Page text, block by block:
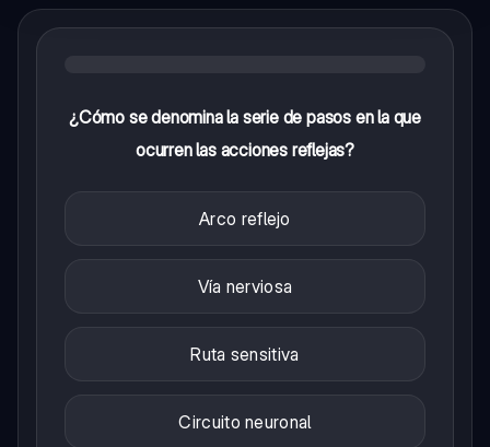
¿Cómo se denomina la serie de pasos en la que
ocurren las acciones reflejas?
Arco reflejo
Vía nerviosa
Ruta sensitiva
Circuito neuronal